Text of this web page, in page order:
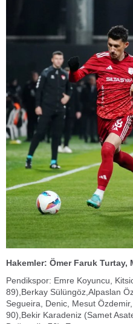
Hakemler: Ömer Faruk
Pendikspor: Emre Koyuncu,
89),Berkay Sülüngöz,Alpaslan
Segueira, Denic, Mesut
90),Bekir Karadeniz (Samet